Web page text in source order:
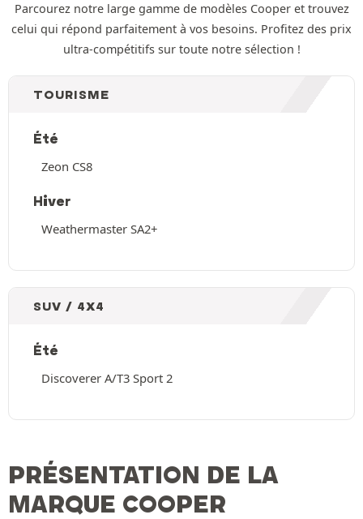
Parcourez notre large gamme de modèles Cooper et trouvez
celui qui répond parfaitement à vos besoins. Profitez des prix
ultra-compétitifs sur toute notre sélection !
TOURISME
Été
Zeon CS8
Hiver
Weathermaster SA2+
SUV / 4X4
Été
Discoverer A/T3 Sport 2
PRÉSENTATION DE LA
MARQUE COOPER